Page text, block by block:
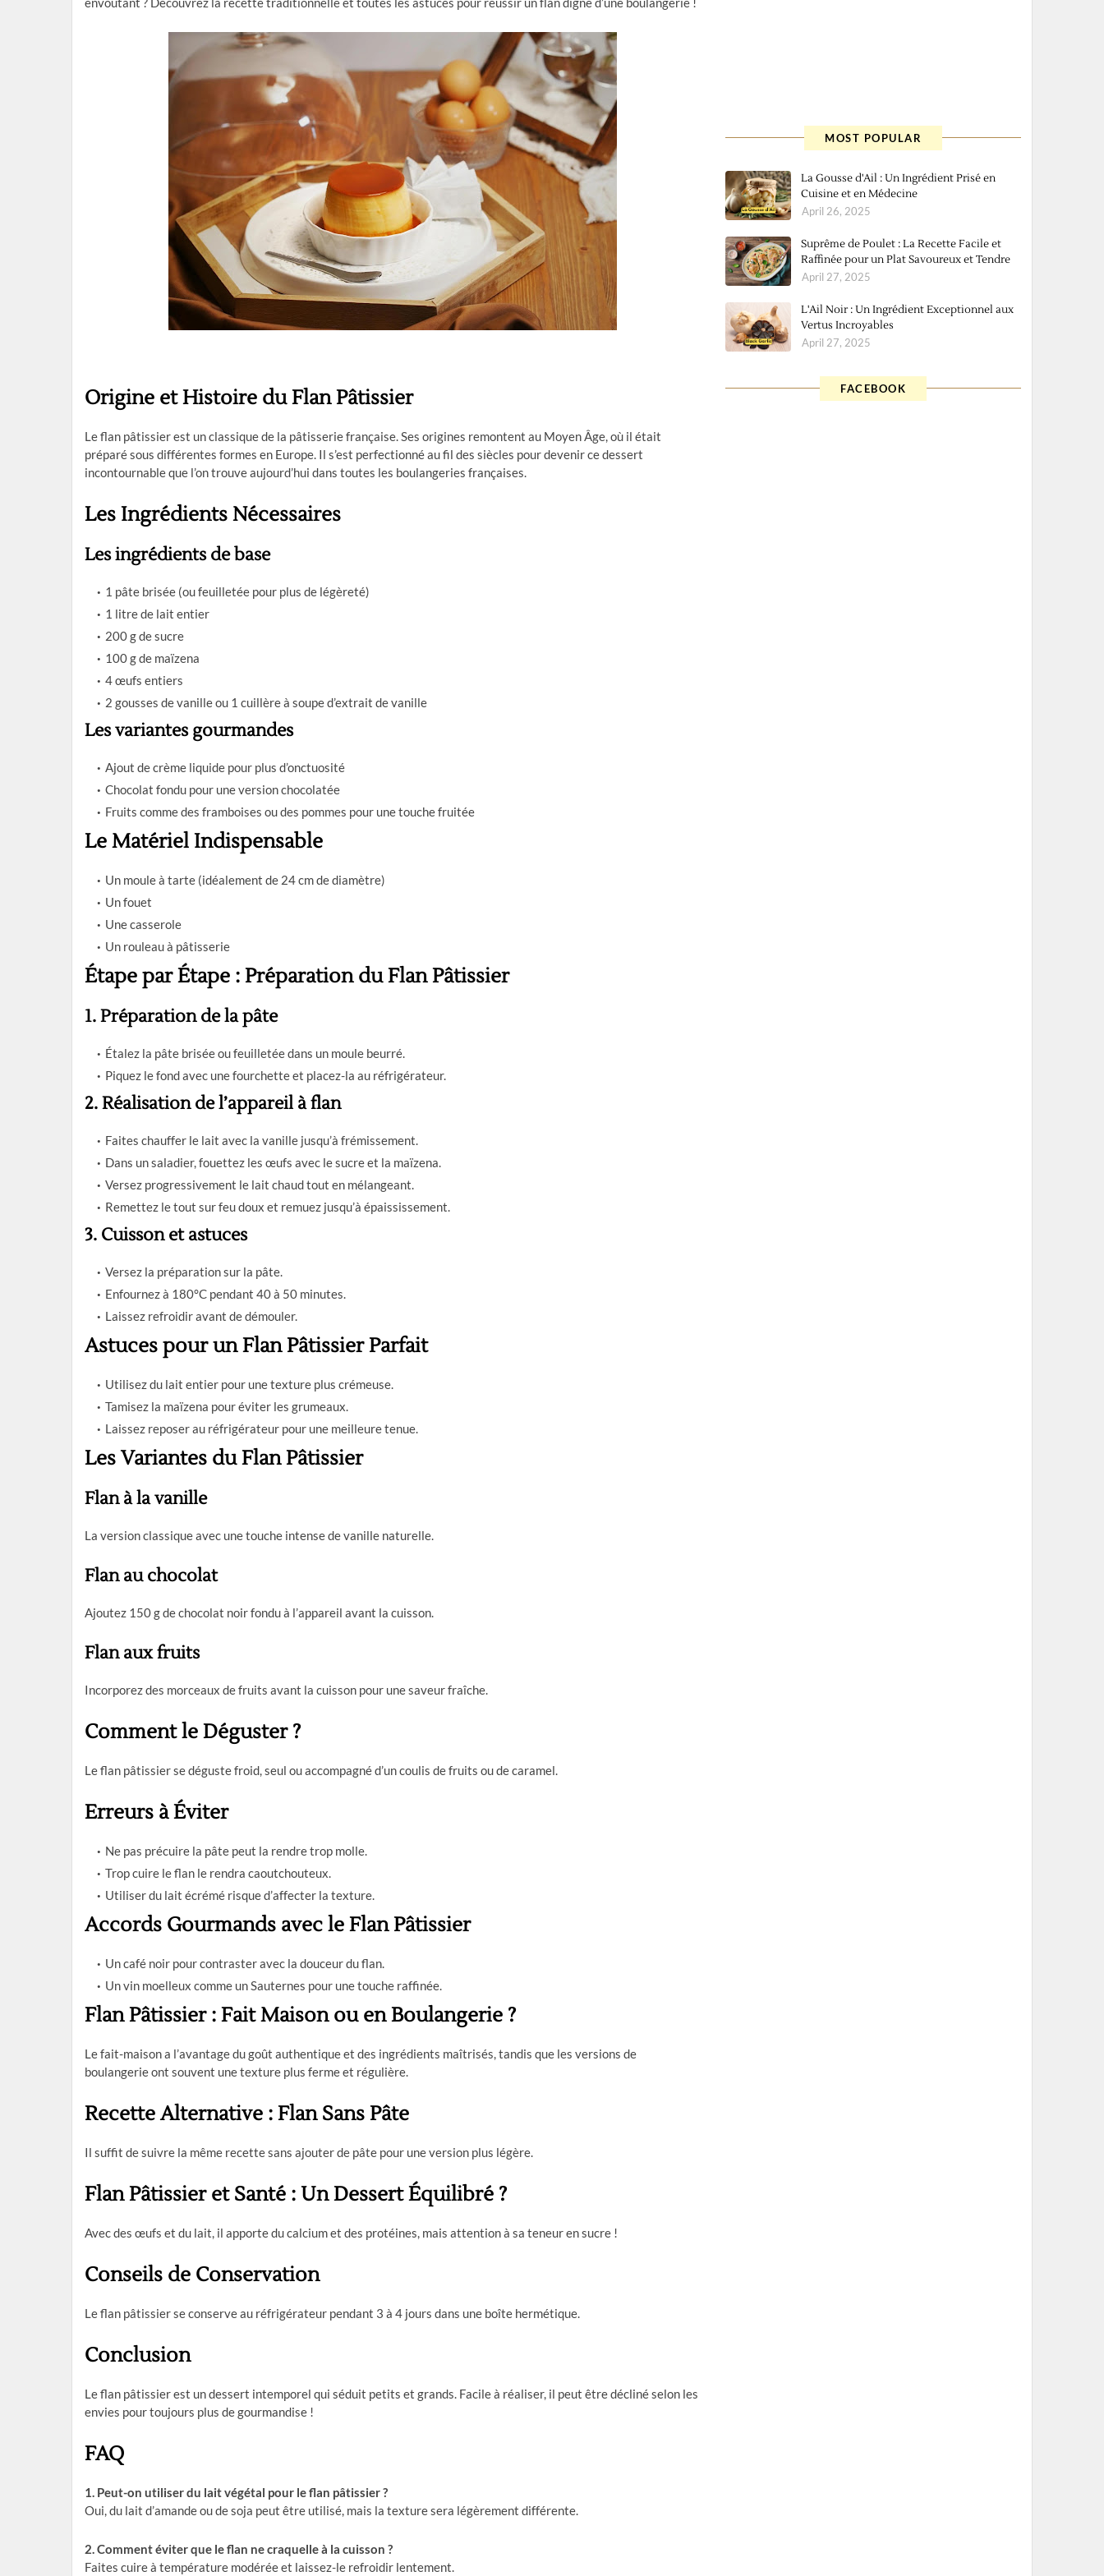
Origine et Histoire du Flan Pâtissier
Le flan pâtissier est un classique de la pâtisserie française. Ses origines remontent au Moyen Âge, où il était
préparé sous différentes formes en Europe. Il s’est perfectionné au fil des siècles pour devenir ce dessert
incontournable que l’on trouve aujourd’hui dans toutes les boulangeries françaises.
Les Ingrédients Nécessaires
Les ingrédients de base
1 pâte brisée (ou feuilletée pour plus de légèreté)
1 litre de lait entier
200 g de sucre
100 g de maïzena
4 œufs entiers
2 gousses de vanille ou 1 cuillère à soupe d’extrait de vanille
Les variantes gourmandes
Ajout de crème liquide pour plus d’onctuosité
Chocolat fondu pour une version chocolatée
Fruits comme des framboises ou des pommes pour une touche fruitée
Le Matériel Indispensable
Un moule à tarte (idéalement de 24 cm de diamètre)
Un fouet
Une casserole
Un rouleau à pâtisserie
Étape par Étape : Préparation du Flan Pâtissier
1. Préparation de la pâte
Étalez la pâte brisée ou feuilletée dans un moule beurré.
Piquez le fond avec une fourchette et placez-la au réfrigérateur.
2. Réalisation de l’appareil à flan
Faites chauffer le lait avec la vanille jusqu’à frémissement.
Dans un saladier, fouettez les œufs avec le sucre et la maïzena.
Versez progressivement le lait chaud tout en mélangeant.
Remettez le tout sur feu doux et remuez jusqu’à épaississement.
3. Cuisson et astuces
Versez la préparation sur la pâte.
Enfournez à 180°C pendant 40 à 50 minutes.
Laissez refroidir avant de démouler.
Astuces pour un Flan Pâtissier Parfait
Utilisez du lait entier pour une texture plus crémeuse.
Tamisez la maïzena pour éviter les grumeaux.
Laissez reposer au réfrigérateur pour une meilleure tenue.
Les Variantes du Flan Pâtissier
Flan à la vanille
La version classique avec une touche intense de vanille naturelle.
Flan au chocolat
Ajoutez 150 g de chocolat noir fondu à l’appareil avant la cuisson.
Flan aux fruits
Incorporez des morceaux de fruits avant la cuisson pour une saveur fraîche.
Comment le Déguster ?
Le flan pâtissier se déguste froid, seul ou accompagné d’un coulis de fruits ou de caramel.
Erreurs à Éviter
Ne pas précuire la pâte peut la rendre trop molle.
Trop cuire le flan le rendra caoutchouteux.
Utiliser du lait écrémé risque d’affecter la texture.
Accords Gourmands avec le Flan Pâtissier
Un café noir pour contraster avec la douceur du flan.
Un vin moelleux comme un Sauternes pour une touche raffinée.
Flan Pâtissier : Fait Maison ou en Boulangerie ?
Le fait-maison a l’avantage du goût authentique et des ingrédients maîtrisés, tandis que les versions de
boulangerie ont souvent une texture plus ferme et régulière.
Recette Alternative : Flan Sans Pâte
Il suffit de suivre la même recette sans ajouter de pâte pour une version plus légère.
Flan Pâtissier et Santé : Un Dessert Équilibré ?
Avec des œufs et du lait, il apporte du calcium et des protéines, mais attention à sa teneur en sucre !
Conseils de Conservation
Le flan pâtissier se conserve au réfrigérateur pendant 3 à 4 jours dans une boîte hermétique.
Conclusion
Le flan pâtissier est un dessert intemporel qui séduit petits et grands. Facile à réaliser, il peut être décliné selon les
envies pour toujours plus de gourmandise !
FAQ
1. Peut-on utiliser du lait végétal pour le flan pâtissier ?
Oui, du lait d’amande ou de soja peut être utilisé, mais la texture sera légèrement différente.
2. Comment éviter que le flan ne craquelle à la cuisson ?
Faites cuire à température modérée et laissez-le refroidir lentement.
MOST POPULAR
La Gousse d'Ail : Un Ingrédient Prisé en
Cuisine et en Médecine
April 26, 2025
Suprême de Poulet : La Recette Facile et
Raffinée pour un Plat Savoureux et Tendre
April 27, 2025
L'Ail Noir : Un Ingrédient Exceptionnel aux
Vertus Incroyables
April 27, 2025
FACEBOOK